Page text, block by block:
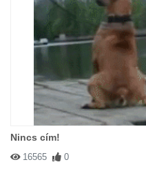
Nincs cím!
16565 0